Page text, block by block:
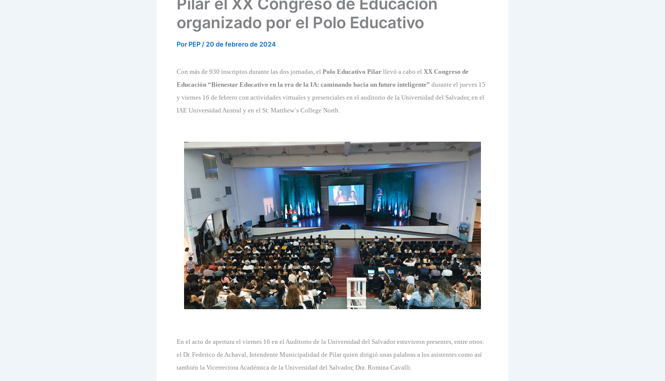
organizado por el Polo Educativo
Por PEP / 20 de febrero de 2024
Con más de 930 inscriptos durante las dos jornadas, el Polo Educativo Pilar llevó a cabo el XX Congreso de
Educación “Bienestar Educativo en la era de la IA: caminando hacia un futuro inteligente” durante el jueves 15
y viernes 16 de febrero con actividades virtuales y presenciales en el auditorio de la Universidad del Salvador, en el
IAE Universidad Austral y en el St. Matthew´s College North.
En el acto de apertura el viernes 16 en el Auditorio de la Universidad del Salvador estuvieron presentes, entre otros:
el Dr. Federico de Achaval, Intendente Municipalidad de Pilar quien dirigió unas palabras a los asistentes como así
también la Vicerrectora Académica de la Universidad del Salvador, Dra. Romina Cavalli.